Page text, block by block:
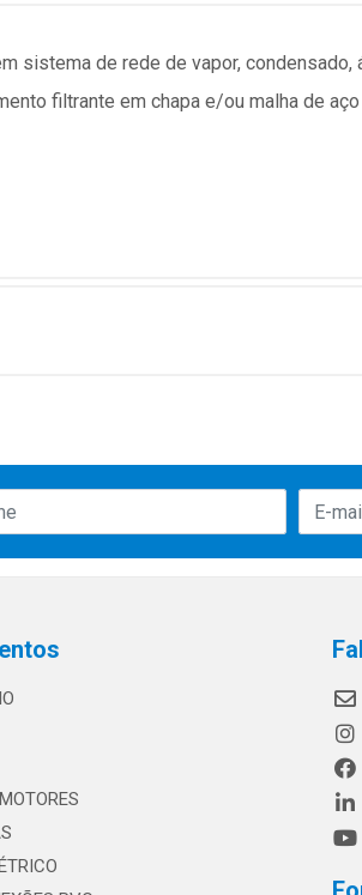
sistema de rede de vapor,
filtrante em chapa e/ou malha de